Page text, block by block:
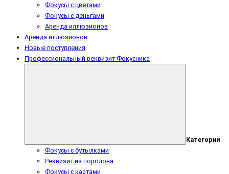
Фокусы с цветами
Фокусы с деньгами
Аренда иллюзионов
Аренда иллюзионов
Новые поступления
Профессиональный реквизит Фокусника
Категории
Фокусы с бутылками
Реквизит из поролона
Фокусы с картами